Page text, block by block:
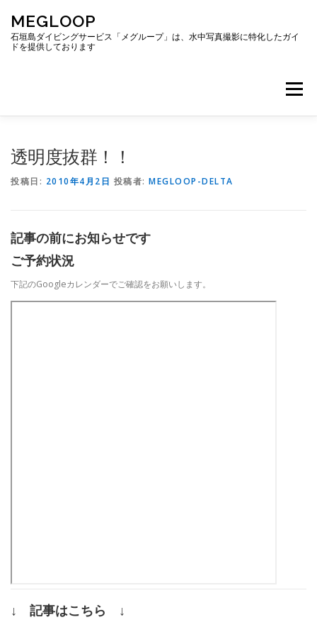
ッ
MEGLOOP
石垣島ダイビングサービス「メグループ」は、水中写真撮影に特化したガイ
ドを提供しております
メニュー
透明度抜群！！
投稿日: 2010年4月2日 投稿者: MEGLOOP-DELTA
記事の前にお知らせです
ご予約状況
下記のGoogleカレンダーでご確認をお願いします。
↓ 記事はこちら ↓